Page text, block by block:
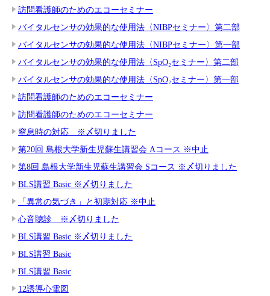
訪問看護師のためのエコーセミナー
バイタルセンサの効果的な使用法〈NIBPセミナー〉第二部
バイタルセンサの効果的な使用法〈NIBPセミナー〉第一部
バイタルセンサの効果的な使用法〈SpO₂セミナー〉第二部
バイタルセンサの効果的な使用法〈SpO₂セミナー〉第一部
訪問看護師のためのエコーセミナー
訪問看護師のためのエコーセミナー
窒息時の対応 ※〆切りました
第20回 島根大学新生児蘇生講習会 Aコース ※中止
第8回 島根大学新生児蘇生講習会 Sコース ※〆切りました
BLS講習 Basic ※〆切りました
「異常の気づき」と初期対応 ※中止
心音聴診 ※〆切りました
BLS講習 Basic ※〆切りました
BLS講習 Basic
BLS講習 Basic
12誘導心電図